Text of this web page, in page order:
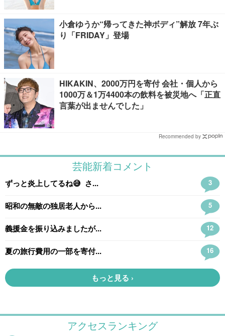
小倉ゆうか“帰ってきた神ボディ”解放 7年ぶ
り「FRIDAY」登場
HIKAKIN、2000万円を寄付 会社・個人から
1000万＆1万4400本の飲料を被災地へ「正直
言葉が出ませんでした」
Recommended by
アクセスランキング